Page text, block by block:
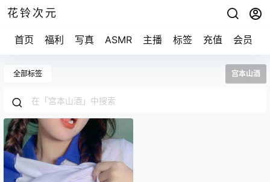
花铃次元
首页 福利 写真 ASMR 主播 标签 充值 会员
全部标签 宫本山酒